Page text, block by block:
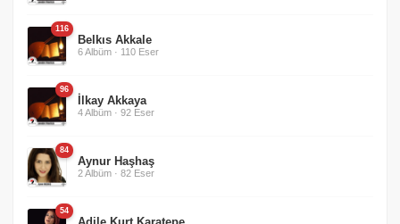
116
Belkıs Akkale
6 Albüm · 110 Eser
96
İlkay Akkaya
4 Albüm · 92 Eser
84
Aynur Haşhaş
2 Albüm · 82 Eser
54